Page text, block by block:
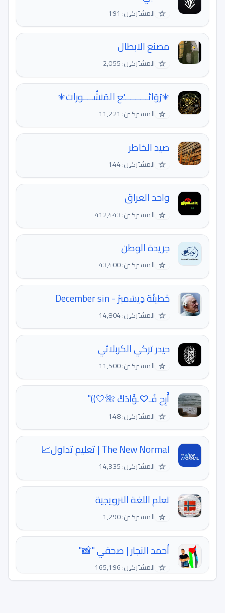
☆ المشتركين: 191
مصنع الابطال
☆ المشتركين: 2,055
⚜رَوَائــــــــــْع المَنشُــــورات⚜
☆ المشتركين: 11,221
صيد الخاطر
☆ المشتركين: 144
واحد العراق
☆ المشتركين: 412,443
جريدة الوطن
☆ المشتركين: 43,400
خَطيئَة دِيسَمبرْ - December sin‏
☆ المشتركين: 14,804
حيدر تركي الكربلائي
☆ المشتركين: 11,500
أَرِح فُـ♡ـؤَادَكْ 🌺🤍))"
☆ المشتركين: 148
The New Normal | تعليم تداول📈
☆ المشتركين: 14,335
تعلم اللغة النرويجية
☆ المشتركين: 1,290
أحمد النجار | صحفي "📸"
☆ المشتركين: 165,196